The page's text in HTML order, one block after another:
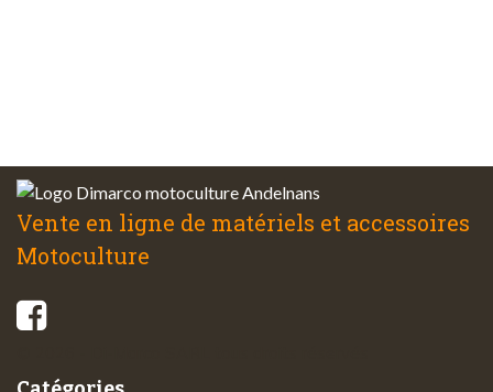
Vente en ligne de matériels et accessoires
Motoculture